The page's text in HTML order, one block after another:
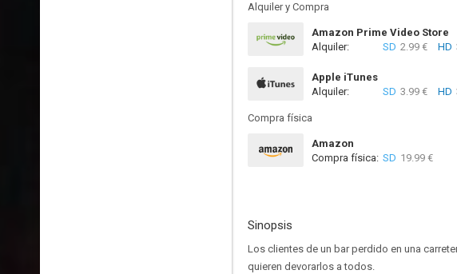
Alquiler y Compra
Amazon Prime Video Store
Alquiler:
SD 2.99 € HD
Apple iTunes
Alquiler:
SD 3.99 € HD
Compra física
Amazon
Compra física: SD 19.99 €
Sinopsis
Los clientes de un bar perdido en una
quieren devorarlos a todos.